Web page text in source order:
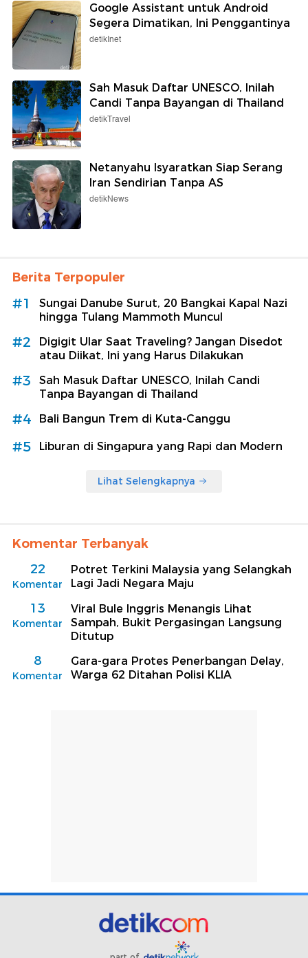
Google Assistant untuk Android
Segera Dimatikan, Ini Penggantinya
detikInet
Sah Masuk Daftar UNESCO, Inilah
Candi Tanpa Bayangan di Thailand
detikTravel
Netanyahu Isyaratkan Siap Serang
Iran Sendirian Tanpa AS
detikNews
Berita Terpopuler
#1
Sungai Danube Surut, 20 Bangkai Kapal Nazi
hingga Tulang Mammoth Muncul
#2
Digigit Ular Saat Traveling? Jangan Disedot
atau Diikat, Ini yang Harus Dilakukan
#3
Sah Masuk Daftar UNESCO, Inilah Candi
Tanpa Bayangan di Thailand
#4 Bali Bangun Trem di Kuta-Canggu
#5 Liburan di Singapura yang Rapi dan Modern
Lihat Selengkapnya
Komentar Terbanyak
22
Komentar
Potret Terkini Malaysia yang Selangkah
Lagi Jadi Negara Maju
13
Komentar
Viral Bule Inggris Menangis Lihat
Sampah, Bukit Pergasingan Langsung
Ditutup
8
Komentar
Gara-gara Protes Penerbangan Delay,
Warga 62 Ditahan Polisi KLIA